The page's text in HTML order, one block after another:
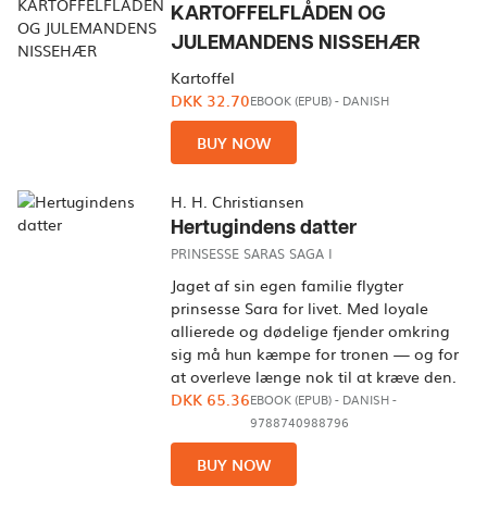
KARTOFFELFLÅDEN OG
JULEMANDENS NISSEHÆR
Kartoffel
DKK 32.70EBOOK (EPUB)- DANISH
BUY NOW
H. H. Christiansen
Hertugindens datter
PRINSESSE SARAS SAGA I
Jaget af sin egen familie flygter
prinsesse Sara for livet. Med loyale
allierede og dødelige fjender omkring
sig må hun kæmpe for tronen — og for
at overleve længe nok til at kræve den.
DKK 65.36EBOOK (EPUB)- DANISH-
9788740988796
BUY NOW